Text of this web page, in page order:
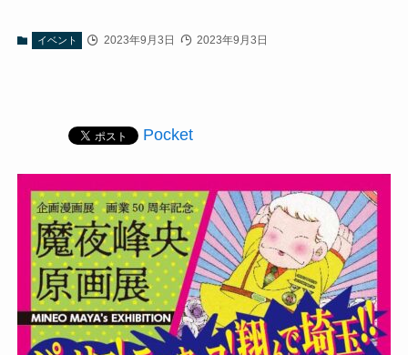
イベント 2023年9月3日 2023年9月3日
Pocket